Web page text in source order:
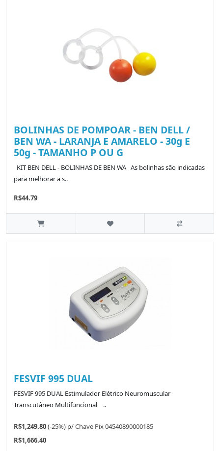
BOLINHAS DE POMPOAR - BEN DELL /
BEN WA - LARANJA E AMARELO - 30g E
50g - TAMANHO P OU G
KIT BEN DELL - BOLINHAS DE BEN WA As bolinhas são indicadas
para melhorar a s..
R$44.79
FESVIF 995 DUAL
FESVIF 995 DUAL Estimulador Elétrico Neuromuscular
Transcutâneo Multifuncional ..
R$1,249.80(-25%) p/Chave Pix 04540890000185
R$1,666.40